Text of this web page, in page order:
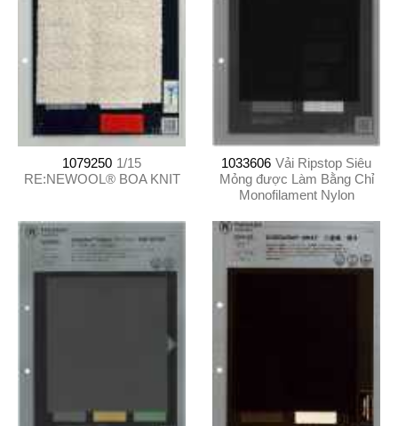
1079250 1/15
RE:NEWOOL® BOA KNIT
1033606 Vải Ripstop Siêu
Mỏng được Làm Bằng Chỉ
Monofilament Nylon